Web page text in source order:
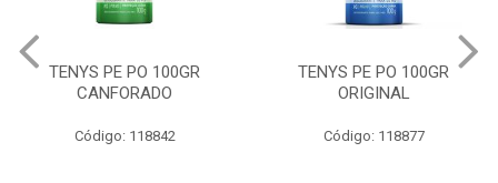
TENYS PE PO 100GR
CANFORADO
Código: 118842
TENYS PE PO 100GR
ORIGINAL
Código: 118877